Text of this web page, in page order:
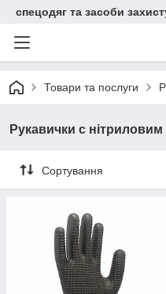
спецодяг та засоби
Товари та послуги
Рукавички c
Сортування